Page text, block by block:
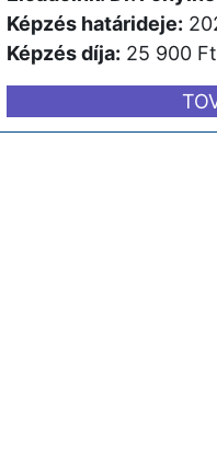
Képzés határideje:
Képzés díja: 25 900